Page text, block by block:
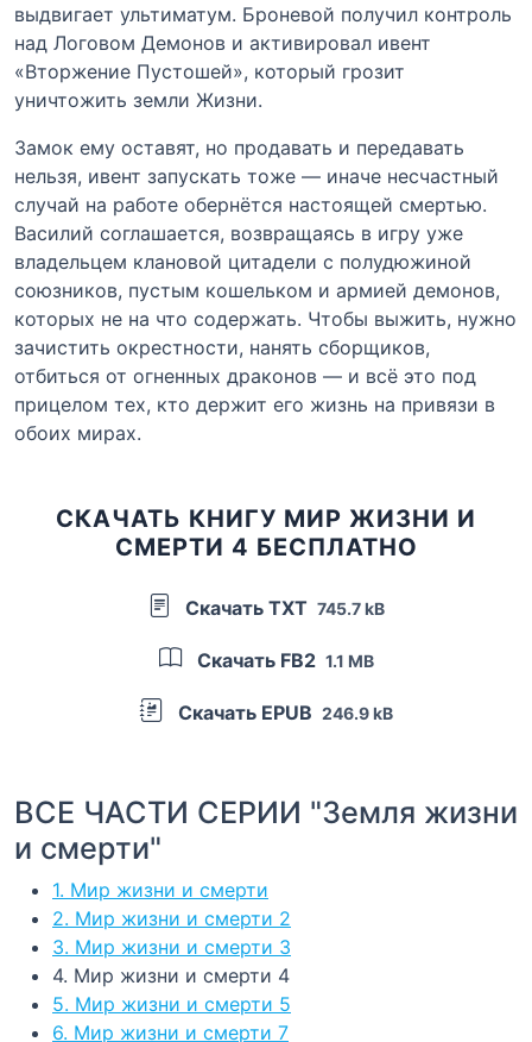
выдвигает ультиматум. Броневой получил контроль
над Логовом Демонов и активировал ивент
«Вторжение Пустошей», который грозит
уничтожить земли Жизни.
Замок ему оставят, но продавать и передавать
нельзя, ивент запускать тоже — иначе несчастный
случай на работе обернётся настоящей смертью.
Василий соглашается, возвращаясь в игру уже
владельцем клановой цитадели с полудюжиной
союзников, пустым кошельком и армией демонов,
которых не на что содержать. Чтобы выжить, нужно
зачистить окрестности, нанять сборщиков,
отбиться от огненных драконов — и всё это под
прицелом тех, кто держит его жизнь на привязи в
обоих мирах.
СКАЧАТЬ КНИГУ МИР ЖИЗНИ И
СМЕРТИ 4 БЕСПЛАТНО
Скачать TXT 745.7 kB
Скачать FB2 1.1 MB
Скачать EPUB 246.9 kB
ВСЕ ЧАСТИ СЕРИИ "Земля жизни
и смерти"
1. Мир жизни и смерти
2. Мир жизни и смерти 2
3. Мир жизни и смерти 3
4. Мир жизни и смерти 4
5. Мир жизни и смерти 5
6. Мир жизни и смерти 7